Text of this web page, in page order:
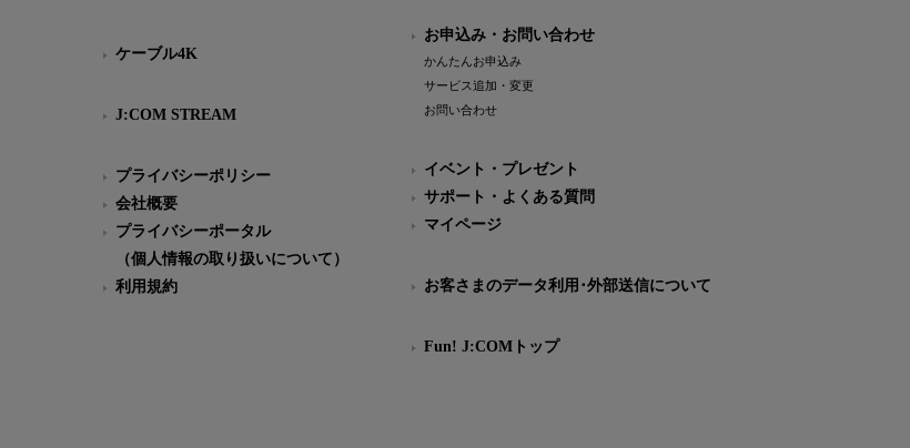
ケーブル4K
J:COM STREAM
プライバシーポリシー
会社概要
プライバシーポータル
（個人情報の取り扱いについて）
利用規約
お申込み・お問い合わせ
かんたんお申込み
サービス追加・変更
お問い合わせ
イベント・プレゼント
サポート・よくある質問
マイページ
お客さまのデータ利用･外部送信について
Fun! J:COMトップ